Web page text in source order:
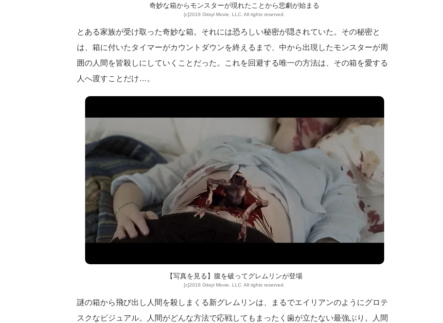
奇妙な箱からモンスターが現れたことから悲劇が始まる
[c]2016 Gitsyl Movie, LLC. All rights reserved.
とある家族が受け取った奇妙な箱。それには恐ろしい秘密が隠されていた。その秘密と
は、箱に付いたタイマーがカウントダウンを終えるまで、中から出現したモンスターが周
囲の人間を皆殺しにしていくことだった。これを回避する唯一の方法は、その箱を愛する
人へ渡すことだけ…。
【写真を見る】腹を破ってグレムリンが登場
[c]2016 Gitsyl Movie, LLC. All rights reserved.
謎の箱から飛び出し人間を殺しまくる新グレムリンは、まるでエイリアンのようにグロテ
スクなビジュアル。人間がどんな方法で応戦してもまったく歯が立たない最強ぶり。人間